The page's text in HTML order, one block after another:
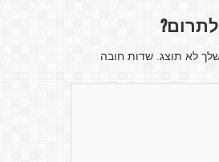
לא תוצג. שדות חובה